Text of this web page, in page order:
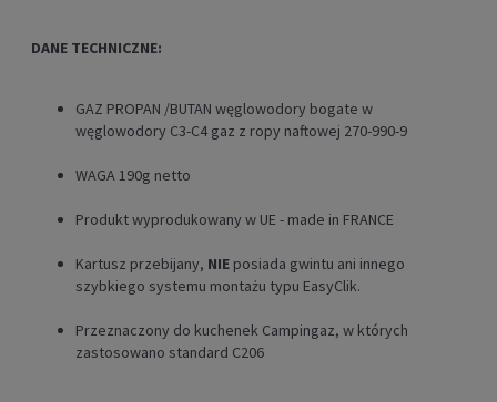
DANE TECHNICZNE:
GAZ PROPAN /BUTAN węglowodory bogate w
węglowodory C3-C4 gaz z ropy naftowej 270-990-9
WAGA 190g netto
Produkt wyprodukowany w UE - made in FRANCE
Kartusz przebijany, NIE posiada gwintu ani innego
szybkiego systemu montażu typu EasyClik.
Przeznaczony do kuchenek Campingaz, w których
zastosowano standard C206